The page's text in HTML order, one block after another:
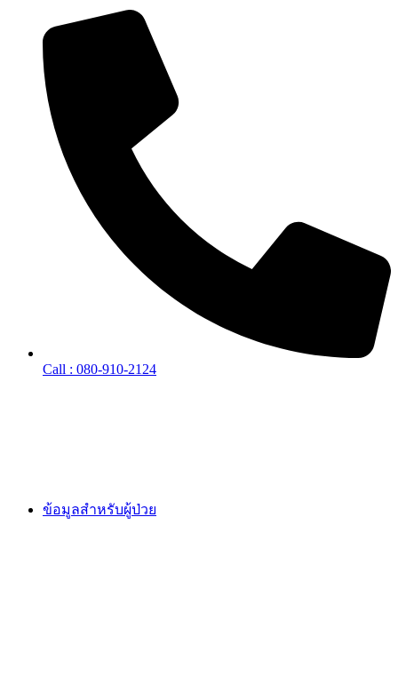
Call : 080-910-2124
ข้อมูลสำหรับผู้ป่วย